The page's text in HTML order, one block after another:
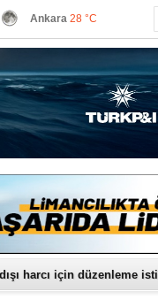
Ankara 28 °C
Antalya28 °C
Muğla 29 °C
Çanakkale 29 °C
harcı için düzenleme
başlıyor